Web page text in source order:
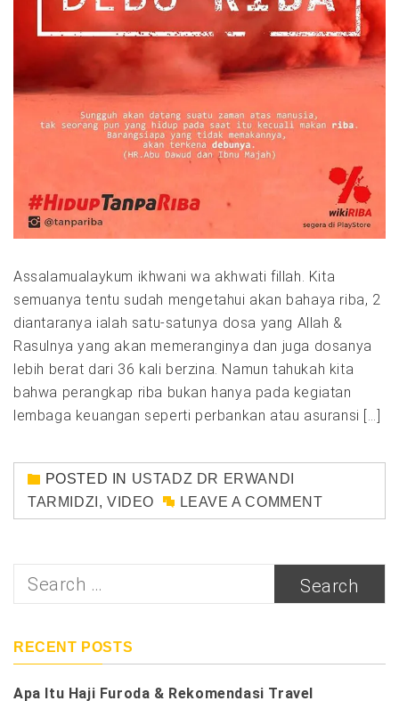
Assalamualaykum ikhwani wa akhwati fillah. Kita
semuanya tentu sudah mengetahui akan bahaya riba, 2
diantaranya ialah satu-satunya dosa yang Allah &
Rasulnya yang akan memeranginya dan juga dosanya
lebih berat dari 36 kali berzina. Namun tahukah kita
bahwa perangkap riba bukan hanya pada kegiatan
lembaga keuangan seperti perbankan atau asuransi […]
POSTED IN USTADZ DR ERWANDI
TARMIDZI ,VIDEO LEAVE A COMMENT
Search
RECENT POSTS
Apa Itu Haji Furoda & Rekomendasi Travel